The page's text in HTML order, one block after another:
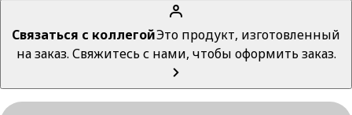
Связаться с коллегойЭто продукт, изготовленный
на заказ. Свяжитесь с нами, чтобы оформить заказ.